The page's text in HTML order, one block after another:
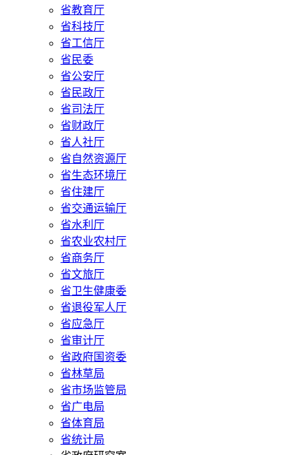
省教育厅
省科技厅
省工信厅
省民委
省公安厅
省民政厅
省司法厅
省财政厅
省人社厅
省自然资源厅
省生态环境厅
省住建厅
省交通运输厅
省水利厅
省农业农村厅
省商务厅
省文旅厅
省卫生健康委
省退役军人厅
省应急厅
省审计厅
省政府国资委
省林草局
省市场监管局
省广电局
省体育局
省统计局